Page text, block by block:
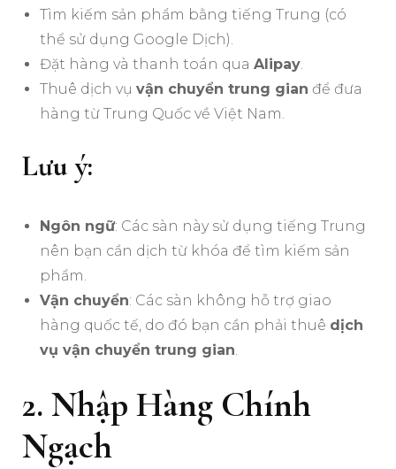
Tìm kiếm sản phẩm bằng tiếng Trung (có
thể sử dụng Google Dịch).
Đặt hàng và thanh toán qua Alipay.
Thuê dịch vụ vận chuyển trung gian để đưa
hàng từ Trung Quốc về Việt Nam.
Lưu ý:
Ngôn ngữ: Các sàn này sử dụng tiếng Trung
nên bạn cần dịch từ khóa để tìm kiếm sản
phẩm.
Vận chuyển: Các sàn không hỗ trợ giao
hàng quốc tế, do đó bạn cần phải thuê dịch
vụ vận chuyển trung gian.
2. Nhập Hàng Chính
Ngạch